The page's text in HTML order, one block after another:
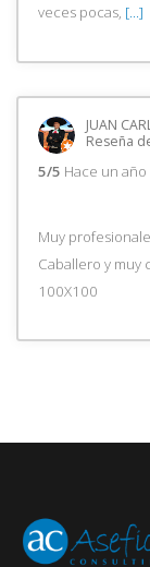
veces pocas, [...]
JUAN
Reseña
5/5 Hace un año
Muy
Caballero y muy
100X100